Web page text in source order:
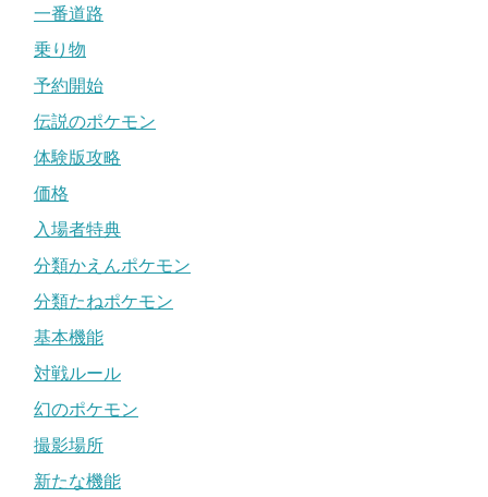
一番道路
乗り物
予約開始
伝説のポケモン
体験版攻略
価格
入場者特典
分類かえんポケモン
分類たねポケモン
基本機能
対戦ルール
幻のポケモン
撮影場所
新たな機能